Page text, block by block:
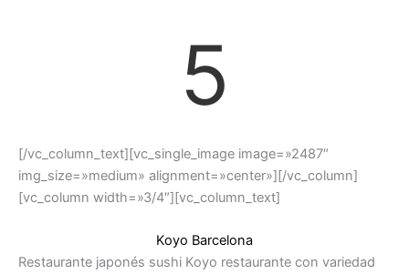
5
[/vc_column_text][vc_single_image image=»2487″
img_size=»medium» alignment=»center»][/vc_column]
[vc_column width=»3/4″][vc_column_text]
Koyo Barcelona
Restaurante japonés sushi Koyo restaurante con variedad